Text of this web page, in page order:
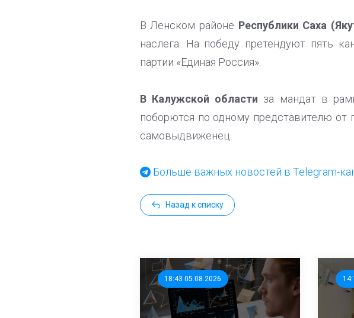
В Ленском районе Республики Саха
наслега. На победу претендуют пять
партии «Единая Россия».
В Калужской области за мандат в
поборются по одному представителю
самовыдвиженец.
Больше важных новостей в Telegram-
Назад к списку
18:43 05.08.2026